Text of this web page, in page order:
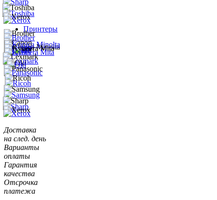
Принтеры
Доставка
на след. день
Варианты
оплаты
Гарантия
качества
Отсрочка
платежа